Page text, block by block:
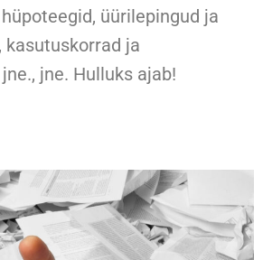
üürilepingud ja
kasutuskorrad ja
jne. Hulluks ajab!